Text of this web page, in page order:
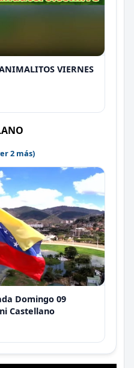
VIERNES
2 más)
Domingo 09
Castellano